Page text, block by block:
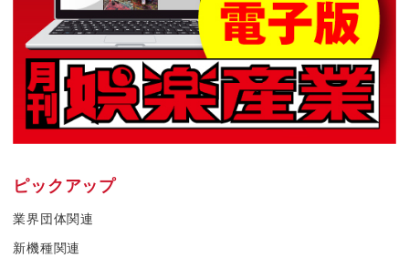
ピックアップ
業界団体関連
新機種関連